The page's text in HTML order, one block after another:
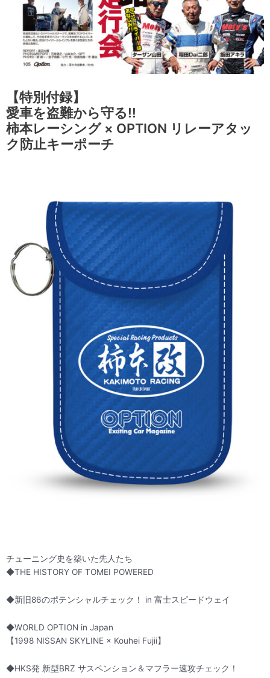
【特別付録】
愛車を盗難から守る!!
柿本レーシング × OPTION リレーアタッ
ク防止キーポーチ
チューニング史を築いた先人たち
◆THE HISTORY OF TOMEI POWERED
◆新旧86のポテンシャルチェック！ in 富士スピードウェイ
◆WORLD OPTION in Japan
【1998 NISSAN SKYLINE × Kouhei Fujii】
◆HKS発 新型BRZ サスペンション＆マフラー速攻チェック！